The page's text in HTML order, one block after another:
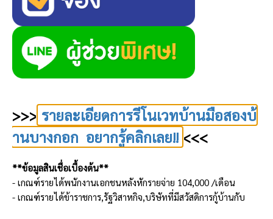
>>> รายละเอียดการรีโนเวทบ้านมือสองบ้
านบางกอก อยากรู้คลิกเลย!! <<<
**ข้อมูลสินเชื่อเบื้องต้น**
- เกณฑ์รายได้พนักงานเอกชนหลังหักรายจ่าย 104,000 /เดือน
- เกณฑ์รายได้ข้าราชการ,รัฐวิสาหกิจ,บริษัทที่มีสวัสดิการกู้บ้านกับ